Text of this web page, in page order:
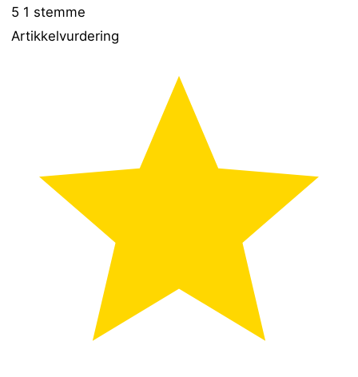
5 1 stemme
Artikkelvurdering